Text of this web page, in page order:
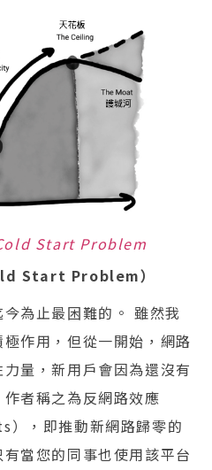
Start Problem
Start Problem）
為止最困難的。 雖然我
作用，但從一開始，網路
量，新用戶會因為還沒有
者稱之為反網路效應
，即推動新網路歸零的
當您的同事也使用該平台